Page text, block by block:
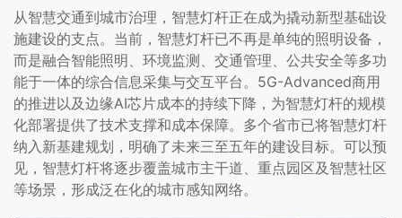
从智慧交通到城市治理，智慧灯杆正在成为撬动新型基础设
施建设的支点。当前，智慧灯杆已不再是单纯的照明设备，
而是融合智能照明、环境监测、交通管理、公共安全等多功
能于一体的综合信息采集与交互平台。5G-Advanced商用
的推进以及边缘AI芯片成本的持续下降，为智慧灯杆的规模
化部署提供了技术支撑和成本保障。多个省市已将智慧灯杆
纳入新基建规划，明确了未来三至五年的建设目标。可以预
见，智慧灯杆将逐步覆盖城市主干道、重点园区及智慧社区
等场景，形成泛在化的城市感知网络。